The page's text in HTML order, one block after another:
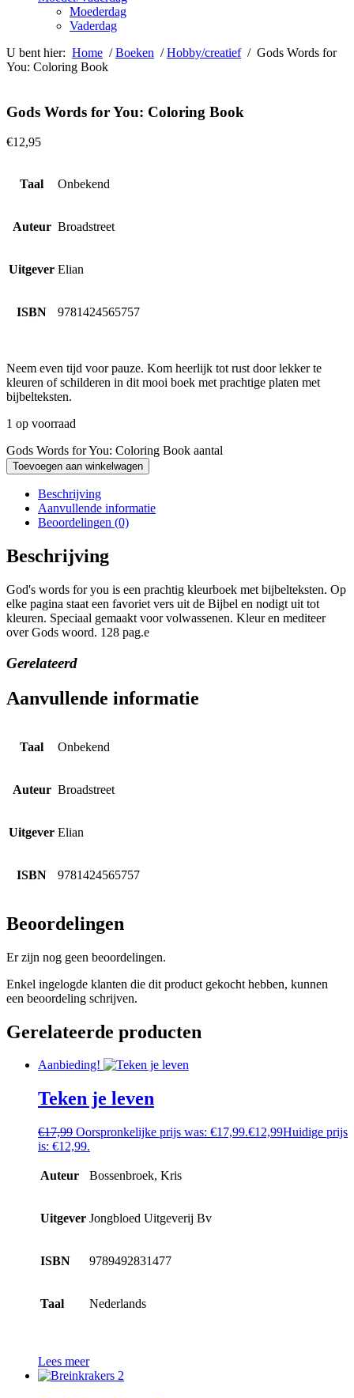
Moederdag
Vaderdag
U bent hier: Home /Boeken /Hobby/creatief/ Gods Words for
You: Coloring Book
Gods Words for You: Coloring Book
€12,95
Taal Onbekend
Auteur Broadstreet
Uitgever Elian
ISBN 9781424565757
Neem even tijd voor pauze. Kom heerlijk tot rust door lekker te
kleuren of schilderen in dit mooi boek met prachtige platen met
bijbelteksten.
1 op voorraad
Gods Words for You: Coloring Book aantal
Toevoegen aan winkelwagen
Beschrijving
Aanvullende informatie
Beoordelingen (0)
Beschrijving
God's words for you is een prachtig kleurboek met bijbelteksten. Op
elke pagina staat een favoriet vers uit de Bijbel en nodigt uit tot
kleuren. Speciaal gemaakt voor volwassenen. Kleur en mediteer
over Gods woord. 128 pag.e
Gerelateerd
Aanvullende informatie
Taal Onbekend
Auteur Broadstreet
Uitgever Elian
ISBN 9781424565757
Beoordelingen
Er zijn nog geen beoordelingen.
Enkel ingelogde klanten die dit product gekocht hebben, kunnen
een beoordeling schrijven.
Gerelateerde producten
Aanbieding!
Teken je leven
€17,99 Oorspronkelijke prijs was: €17,99.€12,99Huidige prijs
is: €12,99.
Auteur Bossenbroek, Kris
Uitgever Jongbloed Uitgeverij Bv
ISBN 9789492831477
Taal Nederlands
Lees meer